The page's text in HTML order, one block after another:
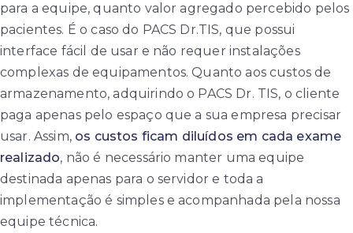
para a equipe, quanto valor agregado percebido pelos
pacientes. É o caso do PACS Dr.TIS, que possui
interface fácil de usar e não requer instalações
complexas de equipamentos. Quanto aos custos de
armazenamento, adquirindo o PACS Dr. TIS, o cliente
paga apenas pelo espaço que a sua empresa precisar
usar. Assim, os custos ficam diluídos em cada exame
realizado, não é necessário manter uma equipe
destinada apenas para o servidor e toda a
implementação é simples e acompanhada pela nossa
equipe técnica.